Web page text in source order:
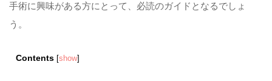
手術に興味がある方にとって、必読のガイドとなるでしょ
う。
Contents [show]